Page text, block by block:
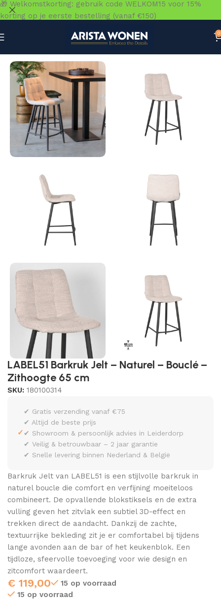
0
LABEL51 Barkruk Jelt – Naturel – Bouclé –
Zithoogte 65 cm
SKU: 180100314
✓
✔ Gratis verzending vanaf €75
✔ Altijd de beste prijs
✔ Showroom & persoonlijk advies in Leiderdorp
✔ Veilig & betrouwbaar – 2 jaar garantie
✔ Snelle levering binnen Nederland & België
Barkruk Jelt van LABEL51 is een stijlvolle barkruk in
naturel boucle die comfort en verfijning moeiteloos
combineert. De opvallende blokstiksels en de extra
vulling geven het zitvlak een subtiel 3D-effect en
trekken direct de aandacht. Dankzij de zachte,
textuurrijke bekleding zit je er comfortabel bij tijdens
lange avonden aan de bar of het keukenblok. Een
tijdloze, sfeervolle toevoeging voor wie design en
zitcomfort waardeert.
€ 119,00
15 op voorraad
15 op voorraad
🎁 Welkomstkorting: gebruik code WELKOM15 voor 15%
korting op je eerste bestelling (vanaf €150)